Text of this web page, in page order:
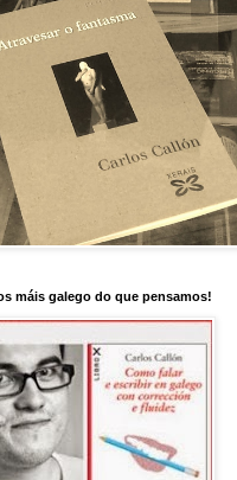
máis galego do que pensamos!